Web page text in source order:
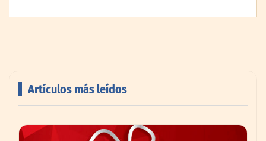
impulsando la colaboración en el sector
Artículos más leídos